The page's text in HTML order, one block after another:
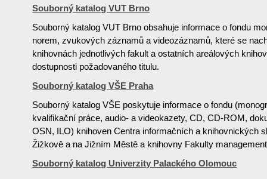
Souborný katalog VUT Brno
Souborný katalog VUT Brno obsahuje informace o fondu
norem, zvukových záznamů a videozáznamů, které se
knihovnách jednotlivých fakult a ostatních areálových
dostupnosti požadovaného titulu.
Souborný katalog VŠE Praha
Souborný katalog VŠE poskytuje informace o fondu
kvalifikační práce, audio- a videokazety, CD, CD-ROM,
OSN, ILO) knihoven Centra informačních a knihovnických
Žižkově a na Jižním Městě a knihovny Fakulty
Souborný katalog Univerzity Palackého Olomouc